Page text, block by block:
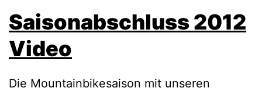
Saisonabschluss 2012
Video
Die Mountainbikesaison mit unseren